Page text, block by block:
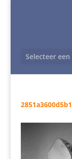
Selecteer